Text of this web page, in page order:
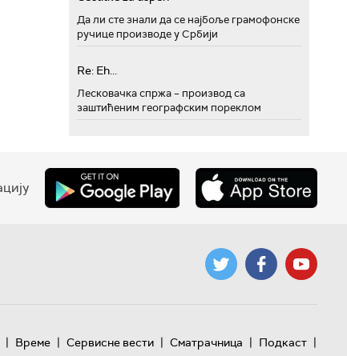
Да ли сте знали да се најбоље грамофонске
ручице производе у Србији
Re: Eh...
Лесковачка спржа – производ са
заштићеним географским пореклом
| Време | Сервисне вести | Сматрачница | Подкаст |